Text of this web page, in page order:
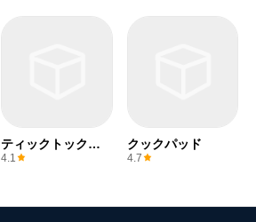
ティックトックラ
イト
4.1
クックパッド
4.7